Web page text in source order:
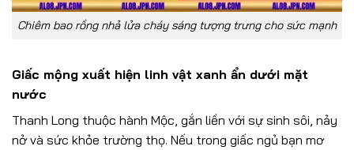
Chiêm bao rồng nhả lửa cháy sáng tượng trưng cho sức mạnh
Giấc mộng xuất hiện linh vật xanh ẩn dưới mặt
nước
Thanh Long thuộc hành Mộc, gắn liền với sự sinh sôi, nảy
nở và sức khỏe trường thọ. Nếu trong giấc ngủ bạn mơ